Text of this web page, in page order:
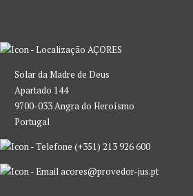
AÇORES
Solar da Madre de Deus
Apartado 144
9700-033 Angra do Heroísmo
Portugal
(+351) 213 926 600
acores@provedor-jus.pt